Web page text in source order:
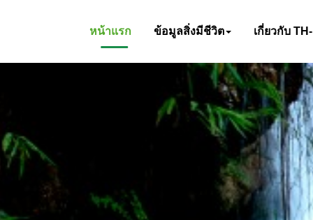
หน้าแรก ข้อมูลสิ่งมีชีวิต เกี่ยวกับ